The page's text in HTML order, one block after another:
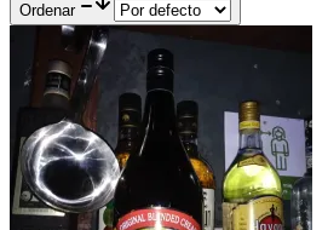
Ordenar